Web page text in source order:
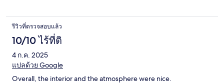
รีวิวที่ตรวจสอบแล้ว
10/10 ไร้ที่ติ
4 ก.ค. 2025
แปลด้วย Google
Overall, the interior and the atmosphere were nice.